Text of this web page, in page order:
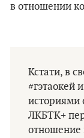
в отношении
Кстати, в
#гэтаокей
историями
ЛКБТК+